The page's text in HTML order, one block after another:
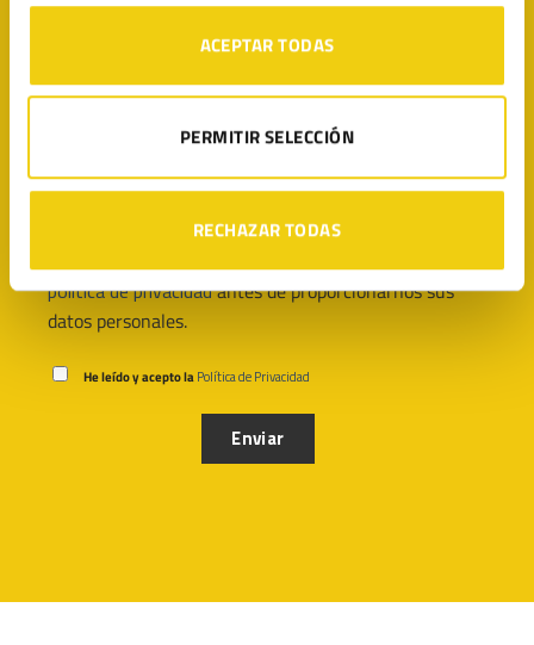
ACEPTAR TODAS
PERMITIR SELECCIÓN
RECHAZAR TODAS
respuesta a sus solicitudes. Puede ejercer sus
derechos de acceso, rectificación, supresión y
su tratamiento, en la dirección de correo electrónico
política de privacidadantes de proporcionarnos sus
datos personales.
He leído y acepto laPolítica de Privacidad